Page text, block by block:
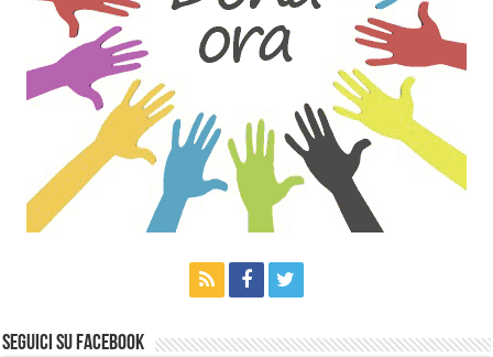
Seguici su Facebook